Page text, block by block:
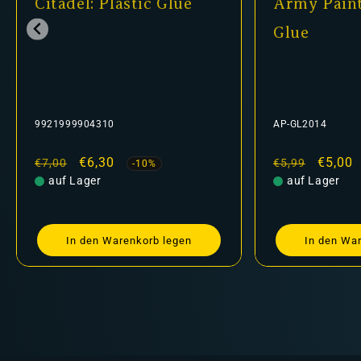
Glue
AP-GL2014
Normaler
Preis
€5,99 Verkaufspreis
€5,00 -16%
auf Lager
In den Warenkorb legen
24-14
9918995304806
Normaler
Preis
€6,30 €5,20
nicht auf Lager